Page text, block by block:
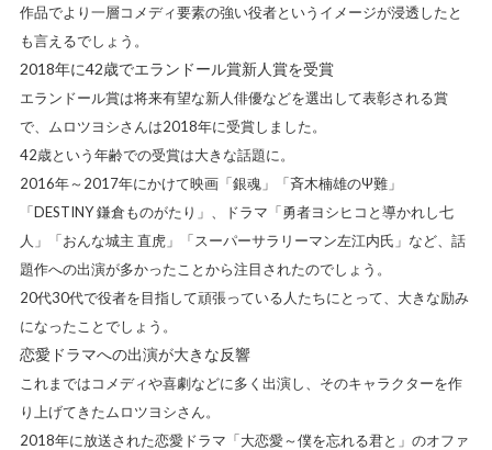
作品でより一層コメディ要素の強い役者というイメージが浸透したと
も言えるでしょう。
2018年に42歳でエランドール賞新人賞を受賞
エランドール賞は将来有望な新人俳優などを選出して表彰される賞
で、ムロツヨシさんは2018年に受賞しました。
42歳という年齢での受賞は大きな話題に。
2016年～2017年にかけて映画「銀魂」「斉木楠雄のΨ難」
「DESTINY 鎌倉ものがたり」、ドラマ「勇者ヨシヒコと導かれし七
人」「おんな城主 直虎」「スーパーサラリーマン左江内氏」など、話
題作への出演が多かったことから注目されたのでしょう。
20代30代で役者を目指して頑張っている人たちにとって、大きな励み
になったことでしょう。
恋愛ドラマへの出演が大きな反響
これまではコメディや喜劇などに多く出演し、そのキャラクターを作
り上げてきたムロツヨシさん。
2018年に放送された恋愛ドラマ「大恋愛～僕を忘れる君と」のオファ